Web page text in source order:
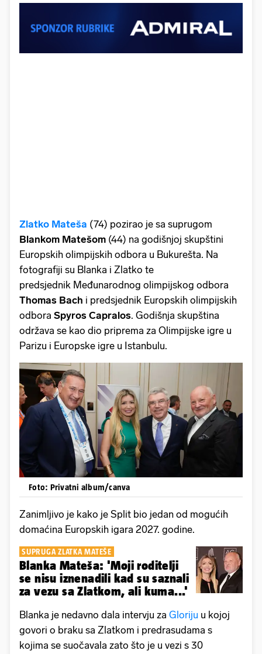
Zlatko Mateša (74) pozirao je sa suprugom
Blankom Matešom (44) na godišnjoj skupštini
Europskih olimpijskih odbora u Bukurešta. Na
fotografiji su Blanka i Zlatko te
predsjednik Međunarodnog olimpijskog odbora
Thomas Bach i predsjednik Europskih olimpijskih
odbora Spyros Capralos. Godišnja skupština
održava se kao dio priprema za Olimpijske igre u
Parizu i Europske igre u Istanbulu.
Foto: Privatni album/canva
Zanimljivo je kako je Split bio jedan od mogućih
domaćina Europskih igara 2027. godine.
SUPRUGA ZLATKA MATEŠE
Blanka Mateša: 'Moji roditelji
se nisu iznenadili kad su saznali
za vezu sa Zlatkom, ali kuma...'
Blanka je nedavno dala intervju za Gloriju u kojoj
govori o braku sa Zlatkom i predrasudama s
kojima se suočavala zato što je u vezi s 30